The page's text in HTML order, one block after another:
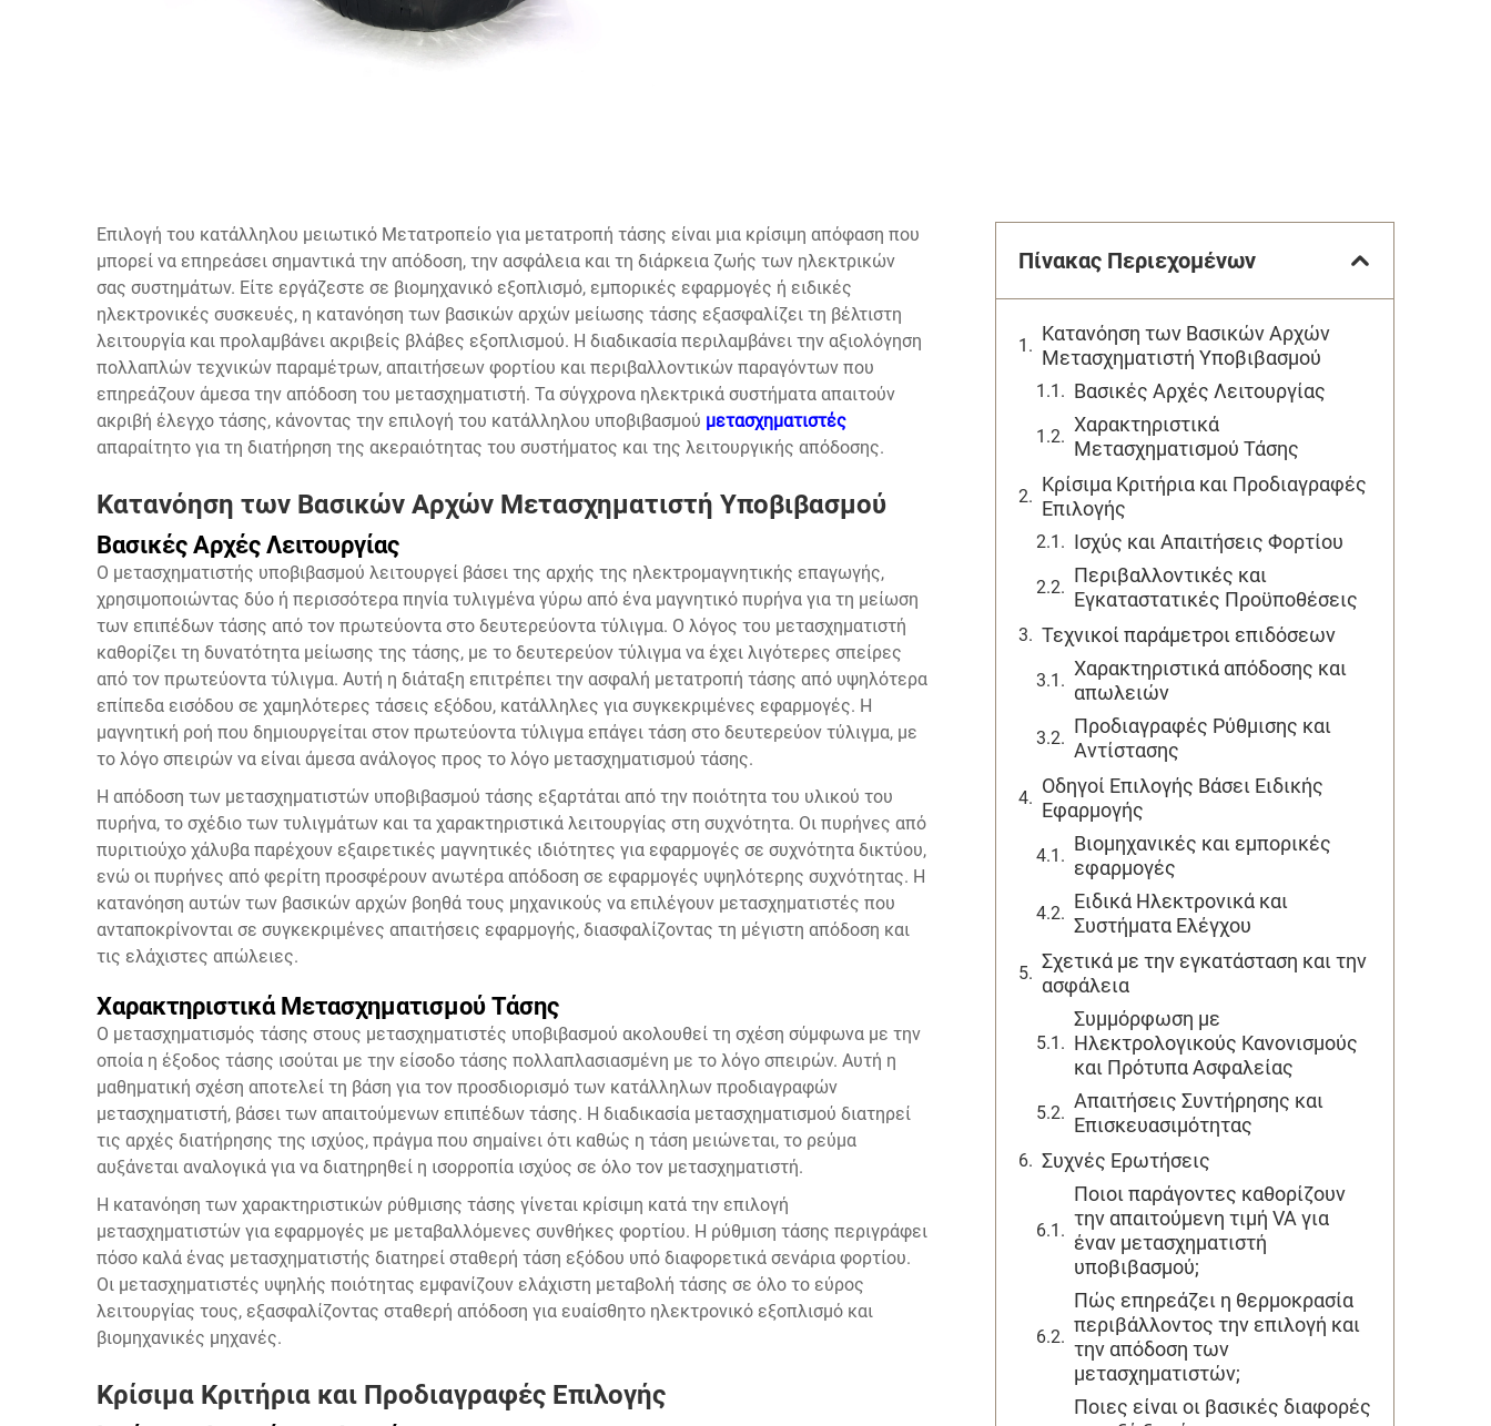
Επιλογή του κατάλληλου μειωτικό Μετατροπείο για μετατροπή τάσης είναι μια κρίσιμη απόφαση που
μπορεί να επηρεάσει σημαντικά την απόδοση, την ασφάλεια και τη διάρκεια ζωής των ηλεκτρικών
σας συστημάτων. Είτε εργάζεστε σε βιομηχανικό εξοπλισμό, εμπορικές εφαρμογές ή ειδικές
ηλεκτρονικές συσκευές, η κατανόηση των βασικών αρχών μείωσης τάσης εξασφαλίζει τη βέλτιστη
λειτουργία και προλαμβάνει ακριβείς βλάβες εξοπλισμού. Η διαδικασία περιλαμβάνει την αξιολόγηση
πολλαπλών τεχνικών παραμέτρων, απαιτήσεων φορτίου και περιβαλλοντικών παραγόντων που
επηρεάζουν άμεσα την απόδοση του μετασχηματιστή. Τα σύγχρονα ηλεκτρικά συστήματα απαιτούν
ακριβή έλεγχο τάσης, κάνοντας την επιλογή του κατάλληλου υποβιβασμού μετασχηματιστές
απαραίτητο για τη διατήρηση της ακεραιότητας του συστήματος και της λειτουργικής απόδοσης.
Κατανόηση των Βασικών Αρχών Μετασχηματιστή Υποβιβασμού
Βασικές Αρχές Λειτουργίας
Ο μετασχηματιστής υποβιβασμού λειτουργεί βάσει της αρχής της ηλεκτρομαγνητικής επαγωγής,
χρησιμοποιώντας δύο ή περισσότερα πηνία τυλιγμένα γύρω από ένα μαγνητικό πυρήνα για τη μείωση
των επιπέδων τάσης από τον πρωτεύοντα στο δευτερεύοντα τύλιγμα. Ο λόγος του μετασχηματιστή
καθορίζει τη δυνατότητα μείωσης της τάσης, με το δευτερεύον τύλιγμα να έχει λιγότερες σπείρες
από τον πρωτεύοντα τύλιγμα. Αυτή η διάταξη επιτρέπει την ασφαλή μετατροπή τάσης από υψηλότερα
επίπεδα εισόδου σε χαμηλότερες τάσεις εξόδου, κατάλληλες για συγκεκριμένες εφαρμογές. Η
μαγνητική ροή που δημιουργείται στον πρωτεύοντα τύλιγμα επάγει τάση στο δευτερεύον τύλιγμα, με
το λόγο σπειρών να είναι άμεσα ανάλογος προς το λόγο μετασχηματισμού τάσης.
Η απόδοση των μετασχηματιστών υποβιβασμού τάσης εξαρτάται από την ποιότητα του υλικού του
πυρήνα, το σχέδιο των τυλιγμάτων και τα χαρακτηριστικά λειτουργίας στη συχνότητα. Οι πυρήνες από
πυριτιούχο χάλυβα παρέχουν εξαιρετικές μαγνητικές ιδιότητες για εφαρμογές σε συχνότητα δικτύου,
ενώ οι πυρήνες από φερίτη προσφέρουν ανωτέρα απόδοση σε εφαρμογές υψηλότερης συχνότητας. Η
κατανόηση αυτών των βασικών αρχών βοηθά τους μηχανικούς να επιλέγουν μετασχηματιστές που
ανταποκρίνονται σε συγκεκριμένες απαιτήσεις εφαρμογής, διασφαλίζοντας τη μέγιστη απόδοση και
τις ελάχιστες απώλειες.
Χαρακτηριστικά Μετασχηματισμού Τάσης
Ο μετασχηματισμός τάσης στους μετασχηματιστές υποβιβασμού ακολουθεί τη σχέση σύμφωνα με την
οποία η έξοδος τάσης ισούται με την είσοδο τάσης πολλαπλασιασμένη με το λόγο σπειρών. Αυτή η
μαθηματική σχέση αποτελεί τη βάση για τον προσδιορισμό των κατάλληλων προδιαγραφών
μετασχηματιστή, βάσει των απαιτούμενων επιπέδων τάσης. Η διαδικασία μετασχηματισμού διατηρεί
τις αρχές διατήρησης της ισχύος, πράγμα που σημαίνει ότι καθώς η τάση μειώνεται, το ρεύμα
αυξάνεται αναλογικά για να διατηρηθεί η ισορροπία ισχύος σε όλο τον μετασχηματιστή.
Η κατανόηση των χαρακτηριστικών ρύθμισης τάσης γίνεται κρίσιμη κατά την επιλογή
μετασχηματιστών για εφαρμογές με μεταβαλλόμενες συνθήκες φορτίου. Η ρύθμιση τάσης περιγράφει
πόσο καλά ένας μετασχηματιστής διατηρεί σταθερή τάση εξόδου υπό διαφορετικά σενάρια φορτίου.
Οι μετασχηματιστές υψηλής ποιότητας εμφανίζουν ελάχιστη μεταβολή τάσης σε όλο το εύρος
λειτουργίας τους, εξασφαλίζοντας σταθερή απόδοση για ευαίσθητο ηλεκτρονικό εξοπλισμό και
βιομηχανικές μηχανές.
Κρίσιμα Κριτήρια και Προδιαγραφές Επιλογής
Πίνακας Περιεχομένων
Κατανόηση των Βασικών Αρχών
Μετασχηματιστή Υποβιβασμού
Βασικές Αρχές Λειτουργίας
Χαρακτηριστικά
Μετασχηματισμού Τάσης
Κρίσιμα Κριτήρια και Προδιαγραφές
Επιλογής
Ισχύς και Απαιτήσεις Φορτίου
Περιβαλλοντικές και
Εγκαταστατικές Προϋποθέσεις
Τεχνικοί παράμετροι επιδόσεων
Χαρακτηριστικά απόδοσης και
απωλειών
Προδιαγραφές Ρύθμισης και
Αντίστασης
Οδηγοί Επιλογής Βάσει Ειδικής
Εφαρμογής
Βιομηχανικές και εμπορικές
εφαρμογές
Ειδικά Ηλεκτρονικά και
Συστήματα Ελέγχου
Σχετικά με την εγκατάσταση και την
ασφάλεια
Συμμόρφωση με
Ηλεκτρολογικούς Κανονισμούς
και Πρότυπα Ασφαλείας
Απαιτήσεις Συντήρησης και
Επισκευασιμότητας
Συχνές Ερωτήσεις
Ποιοι παράγοντες καθορίζουν
την απαιτούμενη τιμή VA για
έναν μετασχηματιστή
υποβιβασμού;
Πώς επηρεάζει η θερμοκρασία
περιβάλλοντος την επιλογή και
την απόδοση των
μετασχηματιστών;
Ποιες είναι οι βασικές διαφορές